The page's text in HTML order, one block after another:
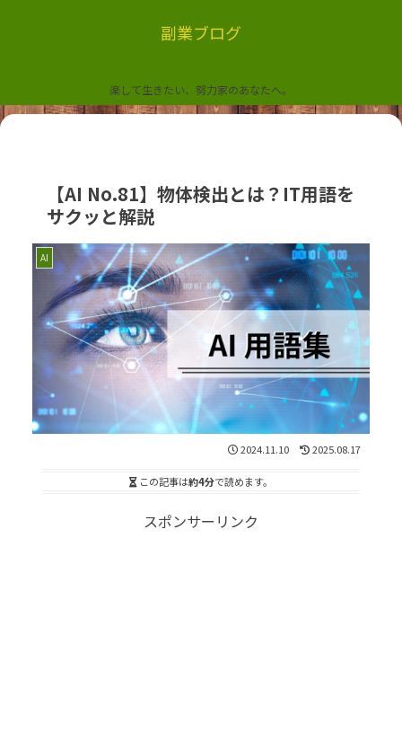
副業ブログ
楽して生きたい、努力家のあなたへ。
【AI No.81】物体検出とは？IT用語を
サクッと解説
AI
2024.11.10 2025.08.17
この記事は約4分で読めます。
スポンサーリンク